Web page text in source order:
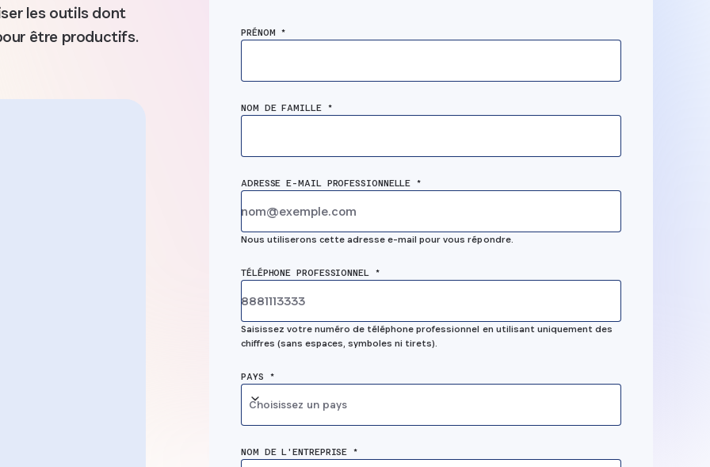
les outils dont
être productifs.
appareils non
fiables d'accéder
aux applications
de l'entreprise.
les étapes de
sécurité de
renforcer
informations
PRÉNOM *
NOM DE FAMILLE *
ADRESSE E-MAIL PROFESSIONNELLE *
Nous utiliserons cette adresse e-mail pour vous répondre.
TÉLÉPHONE PROFESSIONNEL *
Saisissez votre numéro de téléphone professionnel en utilisant uniquement des
chiffres (sans espaces, symboles ni tirets).
PAYS *
Choisissez un pays
NOM DE L'ENTREPRISE *